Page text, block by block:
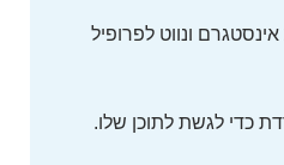
ונווט לפרופיל
כדי לגשת לתוכן שלו.